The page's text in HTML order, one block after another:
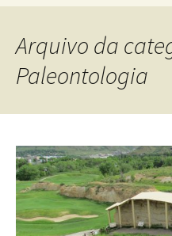
Arquivo da
Paleontologia